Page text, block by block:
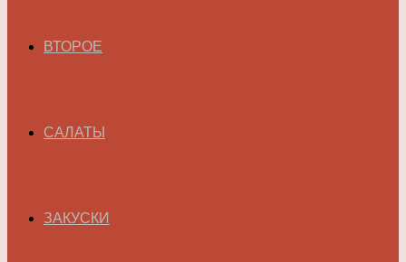
ВТОРОЕ
САЛАТЫ
ЗАКУСКИ